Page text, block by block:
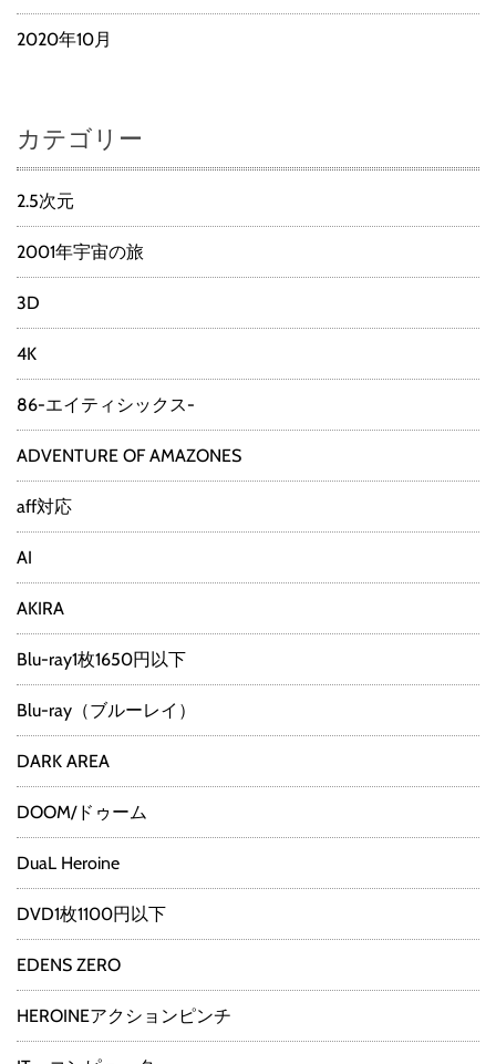
2020年10月
カテゴリー
2.5次元
2001年宇宙の旅
3D
4K
86-エイティシックス-
ADVENTURE OF AMAZONES
aff対応
AI
AKIRA
Blu-ray1枚1650円以下
Blu-ray（ブルーレイ）
DARK AREA
DOOM/ドゥーム
DuaL Heroine
DVD1枚1100円以下
EDENS ZERO
HEROINEアクションピンチ